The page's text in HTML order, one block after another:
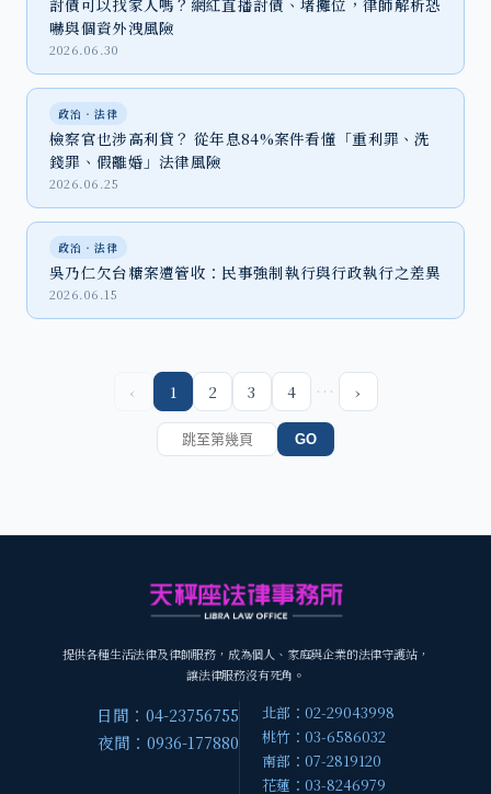
討債可以找家人嗎？網紅直播討債、堵攤位，律師解析恐
嚇與個資外洩風險
2026.06.30
政治‧法律
檢察官也涉高利貸？ 從年息84%案件看懂「重利罪、洗
錢罪、假離婚」法律風險
2026.06.25
政治‧法律
吳乃仁欠台糖案遭管收：民事強制執行與行政執行之差異
2026.06.15
‹ 1 2 3 4 … ›
GO
提供各種生活法律及律師服務，成為個人、家庭與企業的法律守護站，
讓法律服務沒有死角。
日間：04-23756755
夜間：0936-177880
北部：02-29043998
桃竹：03-6586032
南部：07-2819120
花蓮：03-8246979